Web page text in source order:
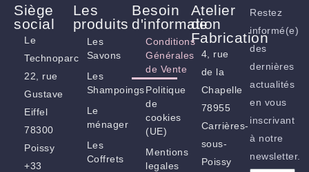
Siège
social
Le
Technoparc
22, rue
Gustave
Eiffel
78300
Poissy
+33
Les
produits
Les
Savons
Les
Shampoings
Le
ménager
Les
Coffrets
Besoin
d'information
Conditions
Générales
de Vente
Politique
de
cookies
(UE)
Mentions
legales
Atelier
de
Fabrication
4, rue
de la
Chapelle
78955
Carrières-
sous-
Poissy
Restez
informé(e)
des
dernières
actualités
en vous
inscrivant
à notre
newsletter.